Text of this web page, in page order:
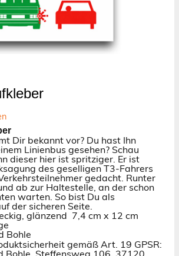
Dir bekannt vor? Du hast Ihn
Linienbus gesehen? Schau
dieser hier ist spritziger. Er ist
des geselligen T3-Fahrers
gedacht. Runter
ab zur Haltestelle, an der schon
warten. So bist Du als
der sicheren Seite.
glänzend 7,4 cm x 12 cm
Bohle
gemäß Art. 19 GPSR: